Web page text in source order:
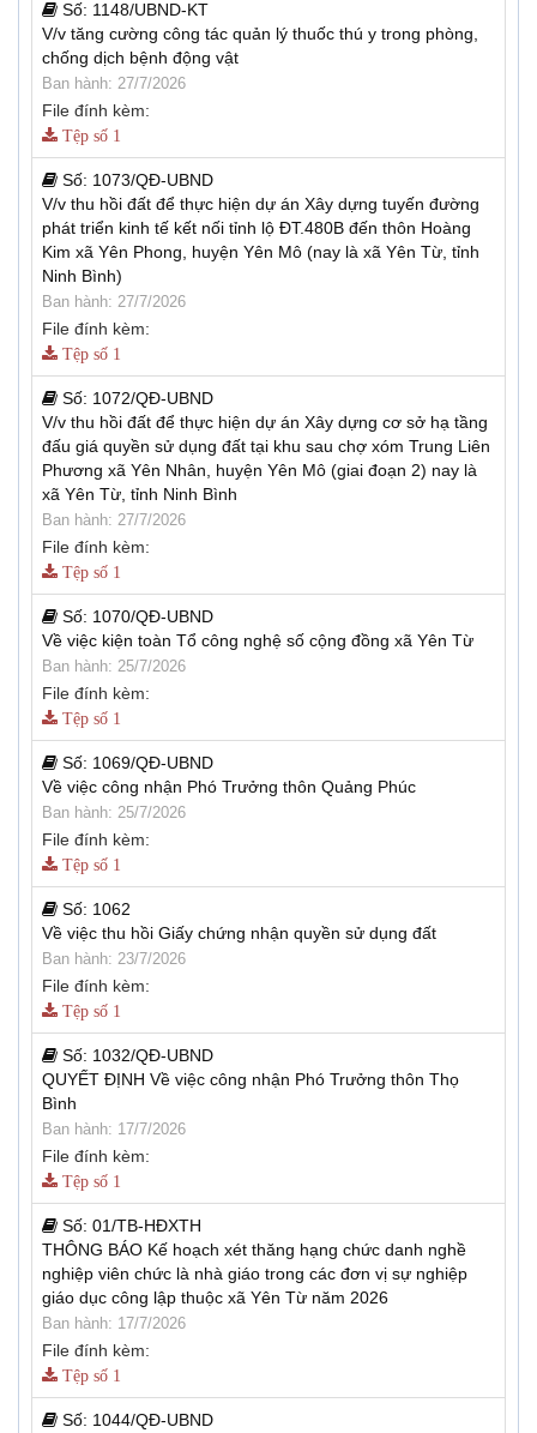
Số: 1148/UBND-KT
V/v tăng cường công tác quản lý thuốc thú y trong phòng,
chống dịch bệnh động vật
Ban hành: 27/7/2026
File đính kèm:
Tệp số 1
Số: 1073/QĐ-UBND
V/v thu hồi đất để thực hiện dự án Xây dựng tuyến đường
phát triển kinh tế kết nối tỉnh lộ ĐT.480B đến thôn Hoàng
Kim xã Yên Phong, huyện Yên Mô (nay là xã Yên Từ, tỉnh
Ninh Bình)
Ban hành: 27/7/2026
File đính kèm:
Tệp số 1
Số: 1072/QĐ-UBND
V/v thu hồi đất để thực hiện dự án Xây dựng cơ sở hạ tầng
đấu giá quyền sử dụng đất tại khu sau chợ xóm Trung Liên
Phương xã Yên Nhân, huyện Yên Mô (giai đoạn 2) nay là
xã Yên Từ, tỉnh Ninh Bình
Ban hành: 27/7/2026
File đính kèm:
Tệp số 1
Số: 1070/QĐ-UBND
Về việc kiện toàn Tổ công nghệ số cộng đồng xã Yên Từ
Ban hành: 25/7/2026
File đính kèm:
Tệp số 1
Số: 1069/QĐ-UBND
Về việc công nhận Phó Trưởng thôn Quảng Phúc
Ban hành: 25/7/2026
File đính kèm:
Tệp số 1
Số: 1062
Về việc thu hồi Giấy chứng nhận quyền sử dụng đất
Ban hành: 23/7/2026
File đính kèm:
Tệp số 1
Số: 1032/QĐ-UBND
QUYẾT ĐỊNH Về việc công nhận Phó Trưởng thôn Thọ
Bình
Ban hành: 17/7/2026
File đính kèm:
Tệp số 1
Số: 01/TB-HĐXTH
THÔNG BÁO Kế hoạch xét thăng hạng chức danh nghề
nghiệp viên chức là nhà giáo trong các đơn vị sự nghiệp
giáo dục công lập thuộc xã Yên Từ năm 2026
Ban hành: 17/7/2026
File đính kèm:
Tệp số 1
Số: 1044/QĐ-UBND